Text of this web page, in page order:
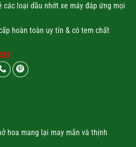
các loại dầu nhớt xe máy đáp ứng mọi
hoàn toàn uy tín & có tem chất
hoa mang lại may mắn và thịnh